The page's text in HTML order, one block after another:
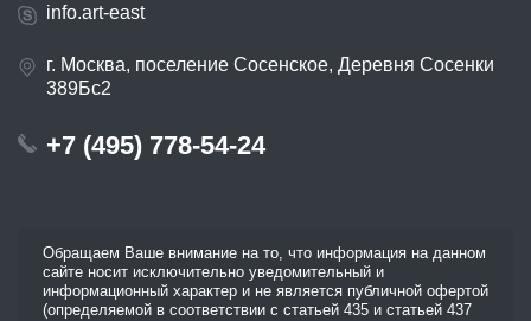
info.art-east
г. Москва, поселение Сосенское, Деревня Сосенки
389Бс2
+7 (495) 778-54-24
Обращаем Ваше внимание на то, что информация на данном
сайте носит исключительно уведомительный и
информационный характер и не является публичной офертой
(определяемой в соответствии с статьей 435 и статьей 437